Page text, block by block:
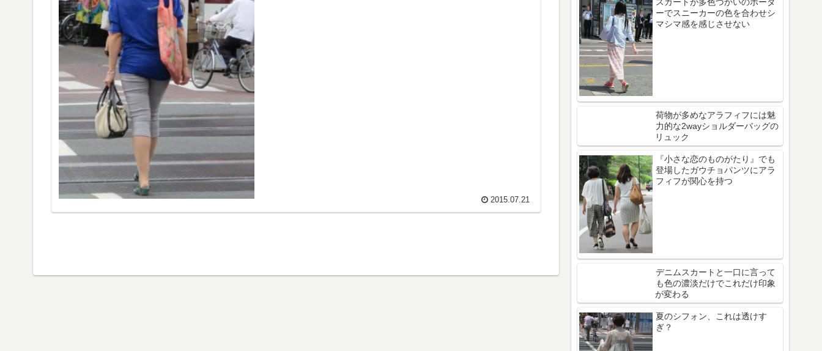
2015.07.21
ーでスニーカーの色を合わせシ
マシマ感を感じさせない
荷物が多めなアラフィフには魅
力的な2wayショルダーバッグの
リュック
『小さな恋のものがたり』でも
登場したガウチョパンツにアラ
フィフが関心を持つ
デニムスカートと一口に言って
も色の濃淡だけでこれだけ印象
が変わる
夏のシフォン、これは透けす
ぎ？